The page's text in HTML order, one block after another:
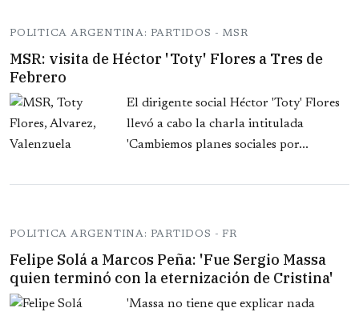
POLITICA ARGENTINA: PARTIDOS - MSR
MSR: visita de Héctor 'Toty' Flores a Tres de
Febrero
El dirigente social Héctor 'Toty' Flores
llevó a cabo la charla intitulada
'Cambiemos planes sociales por...
POLITICA ARGENTINA: PARTIDOS - FR
Felipe Solá a Marcos Peña: 'Fue Sergio Massa
quien terminó con la eternización de Cristina'
'Massa no tiene que explicar nada